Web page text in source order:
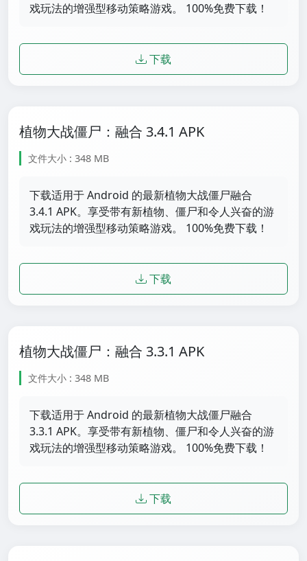
戏玩法的增强型移动策略游戏。 100%免费下载！
下载
植物大战僵尸：融合 3.4.1 APK
文件大小 : 348 MB
下载适用于 Android 的最新植物大战僵尸融合
3.4.1 APK。享受带有新植物、僵尸和令人兴奋的游
戏玩法的增强型移动策略游戏。 100%免费下载！
下载
植物大战僵尸：融合 3.3.1 APK
文件大小 : 348 MB
下载适用于 Android 的最新植物大战僵尸融合
3.3.1 APK。享受带有新植物、僵尸和令人兴奋的游
戏玩法的增强型移动策略游戏。 100%免费下载！
下载